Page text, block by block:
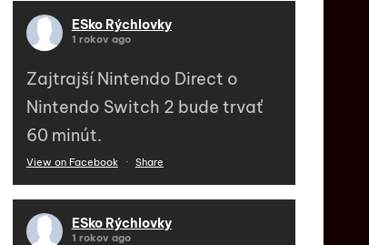
ESko Rýchlovky
1 rokov ago
Zajtrajší Nintendo Direct o
Nintendo Switch 2 bude trvať
60 minút.
View on Facebook · Share
ESko Rýchlovky
1 rokov ago